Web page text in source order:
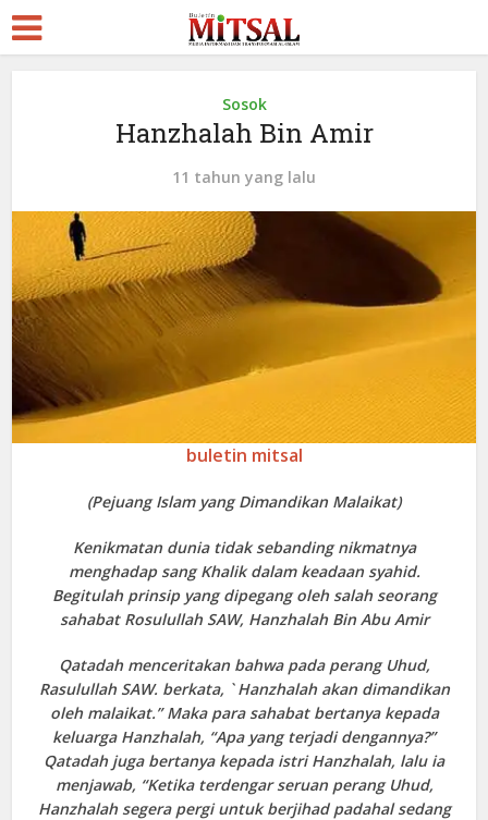
Sosok
Hanzhalah Bin Amir
11 tahun yang lalu
buletin mitsal
(Pejuang Islam yang Dimandikan Malaikat)
Kenikmatan dunia tidak sebanding nikmatnya
menghadap sang Khalik dalam keadaan syahid.
Begitulah prinsip yang dipegang oleh salah seorang
sahabat Rosulullah SAW, Hanzhalah Bin Abu Amir
Qatadah menceritakan bahwa pada perang Uhud,
Rasulullah SAW. berkata, ` Hanzhalah akan dimandikan
oleh malaikat.” Maka para sahabat bertanya kepada
keluarga Hanzhalah, “Apa yang terjadi dengannya?”
Qatadah juga bertanya kepada istri Hanzhalah, lalu ia
menjawab, “Ketika terdengar seruan perang Uhud,
Hanzhalah segera pergi untuk berjihad padahal sedang